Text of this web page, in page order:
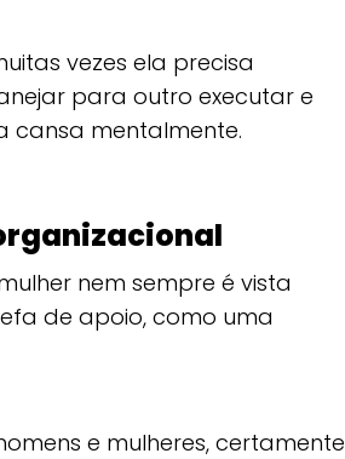
vezes ela precisa
para outro executar e
cansa mentalmente.
nem sempre é vista
de apoio, como uma
e mulheres, certamente